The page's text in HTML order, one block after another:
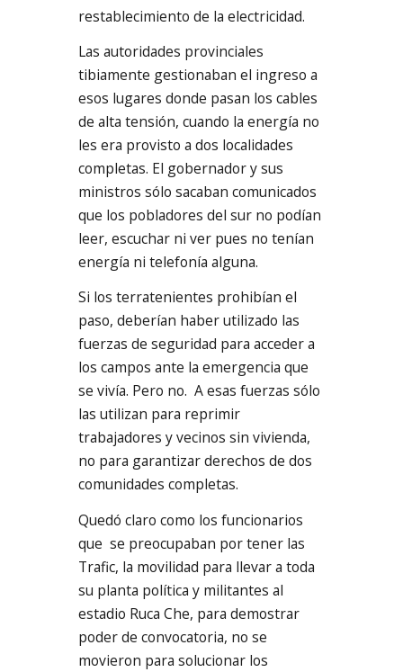
restablecimiento de la electricidad.
Las autoridades provinciales
tibiamente gestionaban el ingreso a
esos lugares donde pasan los cables
de alta tensión, cuando la energía no
les era provisto a dos localidades
completas. El gobernador y sus
ministros sólo sacaban comunicados
que los pobladores del sur no podían
leer, escuchar ni ver pues no tenían
energía ni telefonía alguna.
Si los terratenientes prohibían el
paso, deberían haber utilizado las
fuerzas de seguridad para acceder a
los campos ante la emergencia que
se vivía. Pero no. A esas fuerzas sólo
las utilizan para reprimir
trabajadores y vecinos sin vivienda,
no para garantizar derechos de dos
comunidades completas.
Quedó claro como los funcionarios
que se preocupaban por tener las
Trafic, la movilidad para llevar a toda
su planta política y militantes al
estadio Ruca Che, para demostrar
poder de convocatoria, no se
movieron para solucionar los